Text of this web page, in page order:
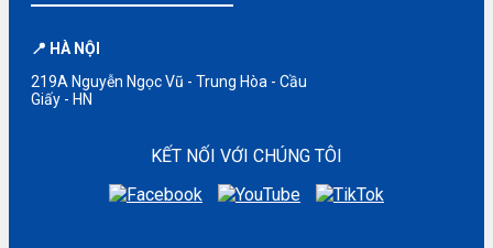
📍 HÀ NỘI
219A Nguyễn Ngọc Vũ - Trung Hòa - Cầu
Giấy - HN
KẾT NỐI VỚI CHÚNG TÔI